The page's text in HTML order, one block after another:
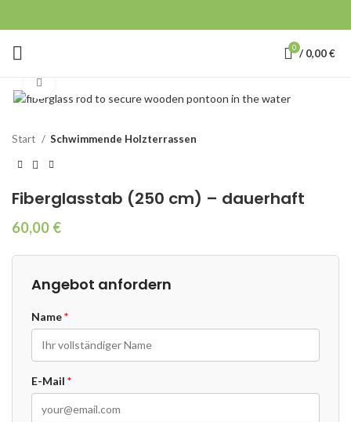
0 / 0,00€
Start Schwimmende Holzterrassen
Fiberglasstab (250 cm) – dauerhaft
60,00 €
Angebot anfordern
Name*
E-Mail *